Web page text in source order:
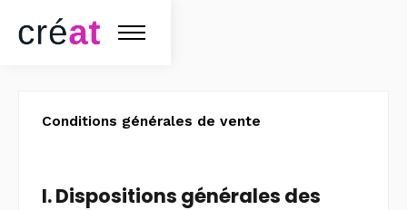
Conditions générales de vente
I. Dispositions générales des